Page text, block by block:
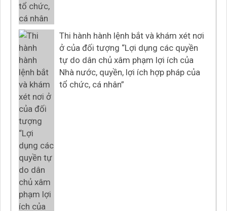
Thi hành hành lệnh bắt và khám xét nơi
ở của đối tượng “Lợi dụng các quyền
tự do dân chủ xâm phạm lợi ích của
Nhà nước, quyền, lợi ích hợp pháp của
tổ chức, cá nhân”